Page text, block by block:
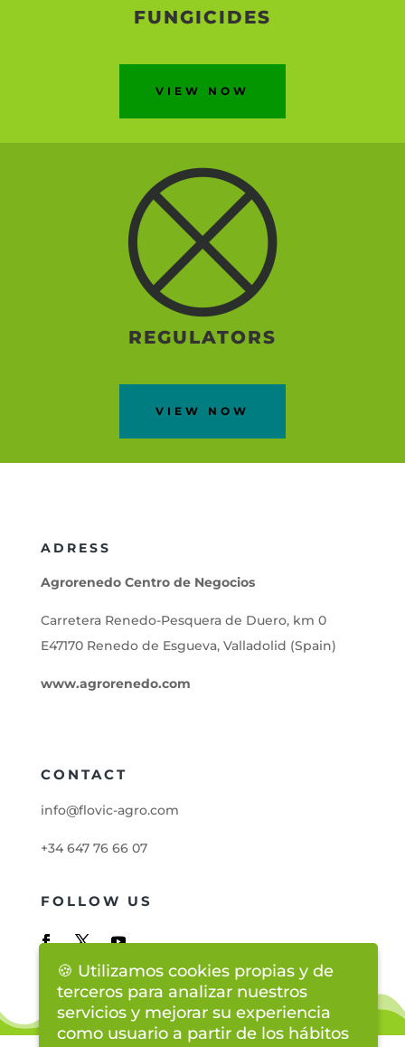
FUNGICIDES
VIEW NOW
REGULATORS
VIEW NOW
ADRESS
Agrorenedo Centro de Negocios
Carretera Renedo-Pesquera de Duero, km 0
E47170 Renedo de Esgueva, Valladolid (Spain)
www.agrorenedo.com
CONTACT
info@flovic-agro.com
+34 647 76 66 07
FOLLOW US
🍪 Utilizamos cookies propias y de
terceros para analizar nuestros
servicios y mejorar su experiencia
como usuario a partir de los hábitos